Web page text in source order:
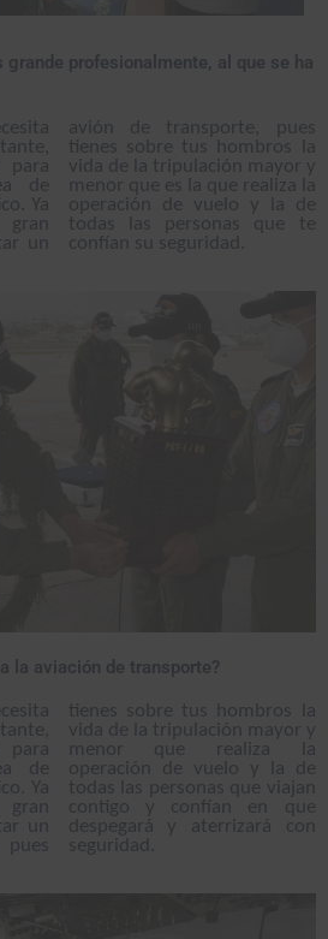
grande profesionalmente, al que se ha
para
de
un
la
y
la
te
confían su seguridad.
la aviación de transporte?
para
de
un
la
y
la
de
que
con
seguridad.